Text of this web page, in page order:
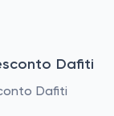
Dafiti